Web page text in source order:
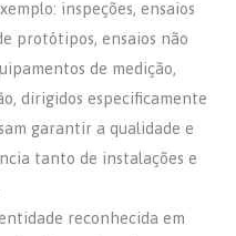
inspeções, ensaios
protótipos, ensaios não
de medição,
dirigidos especificamente
garantir a qualidade e
tanto de instalações e
reconhecida em